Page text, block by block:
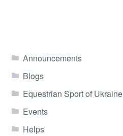
Announcements
Blogs
Equestrian Sport of Ukraine
Events
Helps